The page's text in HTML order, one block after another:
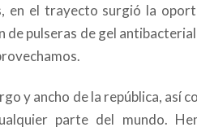
en el trayecto surgió la
pulseras de gel
y ancho de la república, así
parte del mundo.